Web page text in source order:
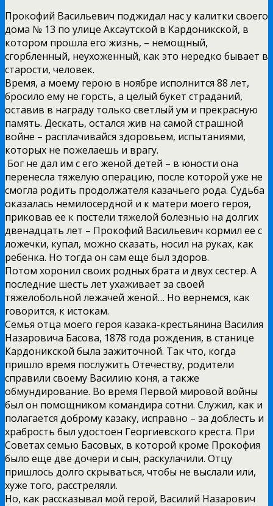
Прокофий Васильевич поджидал нас у калитки своего
дома № 13 по улице Аксаутской в Кардоникской, в
котором прошла его жизнь, – немощный,
сгорбленный, неухоженный, как это нередко бывает в
старости, человек.
Время, а моему герою в ноябре исполнится 88 лет,
бросило ему не горсть, а целый букет страданий,
оставив в награду только светлый ум и прекрасную
память. Дескать, остался жив на самой страшной
войне – расплачивайся здоровьем, испытаниями,
которых не пожелаешь и врагу.
Бог не дал им с его женой детей – в юности она
перенесла тяжелую операцию, после которой уже не
смогла родить продолжателя казачьего рода. Судьба
оказалась немилосердной и к матери моего героя,
приковав ее к постели тяжелой болезнью на долгих
двенадцать лет – Прокофий Васильевич кормил ее с
ложечки, купал, можно сказать, носил на руках, как
ребенка. Но тогда он сам еще был здоров.
Потом хоронил своих родных брата и двух сестер. А
последние шесть лет ухаживает за своей
тяжелобольной лежачей женой… Но вернемся, как
говорится, к истокам.
Семья отца моего героя казака-крестьянина Василия
Назаровича Басова, 1878 года рождения, в станице
Кардоникской была зажиточной. Так что, когда
пришло время послужить Отечеству, родители
справили своему Василию коня, а также
обмундирование. Во время Первой мировой войны
был он помощником командира сотни. Служил, как и
полагается доброму казаку, исправно – за доблесть и
храбрость был удостоен Георгиевского креста. При
Советах семью Басовых, в которой кроме Прокофия
было еще две дочери и сын, раскулачили. Отцу
пришлось долго скрываться, чтобы не выслали или,
хуже того, расстреляли.
Но, как рассказывал мой герой, Василий Назарович